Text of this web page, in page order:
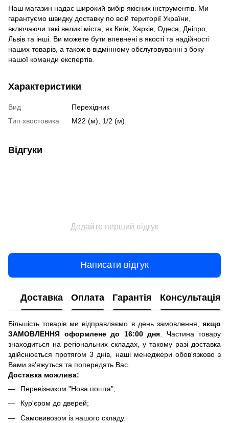
Наш магазин надає широкий вибір якісних інструментів. Ми
гарантуємо швидку доставку по всій території України,
включаючи такі великі міста, як Київ, Харків, Одеса, Дніпро,
Львів та інші. Ви можете бути впевнені в якості та надійності
наших товарів, а також в відмінному обслуговуванні з боку
нашої команди експертів.
Характеристики
Вид
Перехідник
Тип хвостовика
М22 (м); 1/2 (м)
Відгуки
Додайте перший відгук
Написати відгук
Доставка Оплата Гарантія Консультація
Більшість товарів ми відправляємо в день замовлення, якщо
ЗАМОВЛЕННЯ оформлене до 16:00 дня . Частина товару
знаходиться на регіональних складах, у такому разі доставка
здійснюється протягом 3 днів, наші менеджери обов'язково з
Вами зв'яжуться та попередять Вас.
Доставка можлива:
Перевізником "Нова пошта";
Кур'єром до дверей;
Самовивозом із нашого складу.